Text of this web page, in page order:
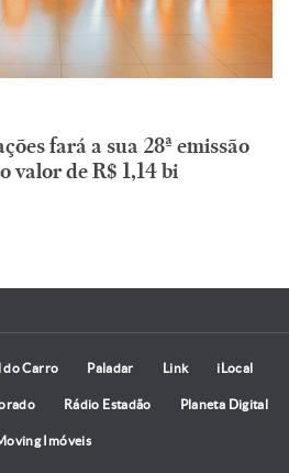
fará a sua 28ª emissão
valor de R$ 1,14 bi
do Carro Paladar Link iLocal
Rádio Estadão Planeta Digital
Imóveis